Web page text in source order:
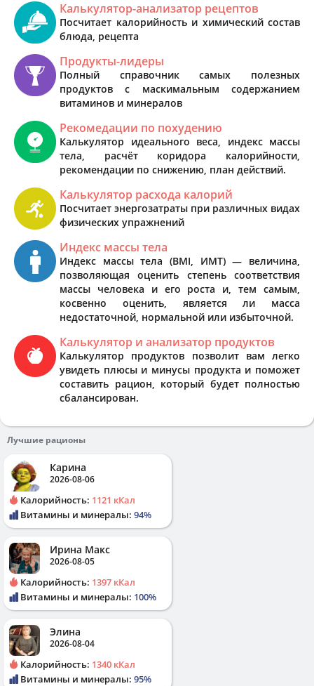
Калькулятор-анализатор рецептов
Посчитает калорийность и химический состав
блюда, рецепта
Продукты-лидеры
Полный справочник самых полезных
продуктов с маскимальным содержанием
витаминов и минералов
Рекомедации по похудению
Калькулятор идеального веса, индекс массы
тела, расчёт коридора калорийности,
рекомендации по снижению, план действий.
Калькулятор расхода калорий
Посчитает энергозатраты при различных видах
физических упражнений
Индекс массы тела
Индекс массы тела (BMI, ИМТ) — величина,
позволяющая оценить степень соответствия
массы человека и его роста и, тем самым,
косвенно оценить, является ли масса
недостаточной, нормальной или избыточной.
Калькулятор и анализатор продуктов
Калькулятор продуктов позволит вам легко
увидеть плюсы и минусы продукта и поможет
составить рацион, который будет полностью
сбалансирован.
Лучшие рационы
Карина
2026-08-06
Калорийность: 1121 кКал
Витамины и минералы: 94%
Ирина Макс
2026-08-05
Калорийность: 1397 кКал
Витамины и минералы: 100%
Элина
2026-08-04
Калорийность: 1340 кКал
Витамины и минералы: 95%